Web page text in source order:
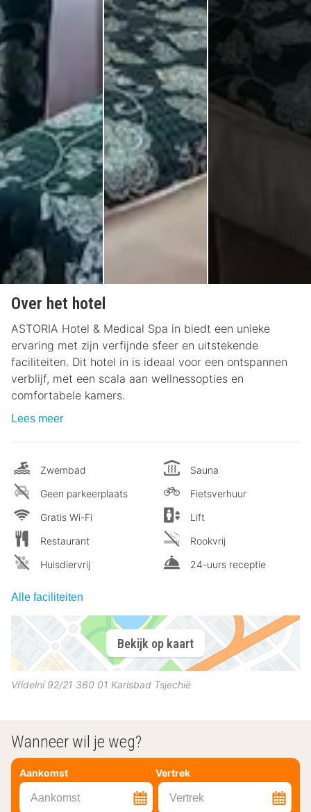
Over het hotel
ASTORIA Hotel & Medical Spa in biedt een unieke
ervaring met zijn verfijnde sfeer en uitstekende
faciliteiten. Dit hotel in is ideaal voor een ontspannen
verblijf, met een scala aan wellnessopties en
comfortabele kamers.
Lees meer
Zwembad
Geen parkeerplaats
Gratis Wi-Fi
Restaurant
Huisdiervrij
Sauna
Fietsverhuur
Lift
Rookvrij
24-uurs receptie
Alle faciliteiten
Bekijk op kaart
Vřídelní 92/21 360 01 Karlsbad Tsjechië
Wanneer wil je weg?
Aankomst Vertrek
Aankomst Vertrek